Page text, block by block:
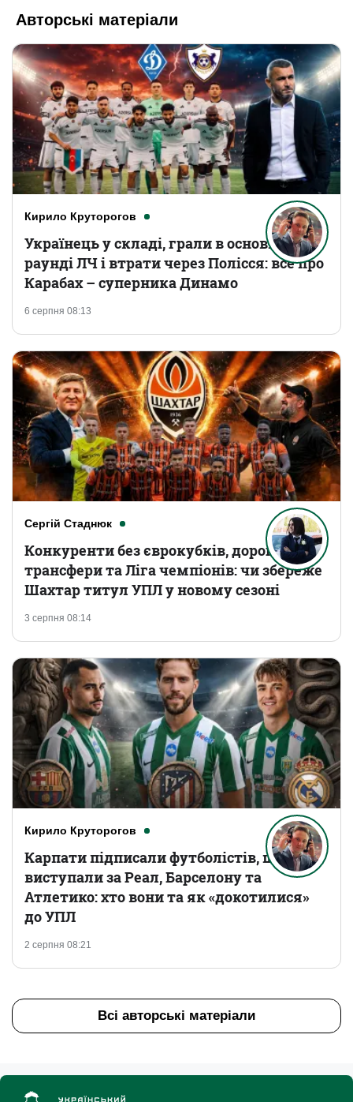
Авторські матеріали
Кирило Круторогов
6 серпня 08:13
Українець у складі, грали в основному
раунді ЛЧ і втрати через Полісся: все про
Карабах – суперника Динамо
Сергій Стаднюк
3 серпня 08:14
Конкуренти без єврокубків, дорогі
трансфери та Ліга чемпіонів: чи збереже
Шахтар титул УПЛ у новому сезоні
Кирило Круторогов
2 серпня 08:21
Карпати підписали футболістів, що
виступали за Реал, Барселону та
Атлетико: хто вони та як «докотилися»
до УПЛ
Всі авторські матеріали